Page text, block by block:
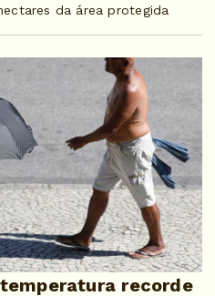
da área protegida
recorde